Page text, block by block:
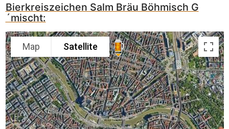
Bierkreiszeichen Salm Bräu Böhmisch G
´mischt:
Map Satellite